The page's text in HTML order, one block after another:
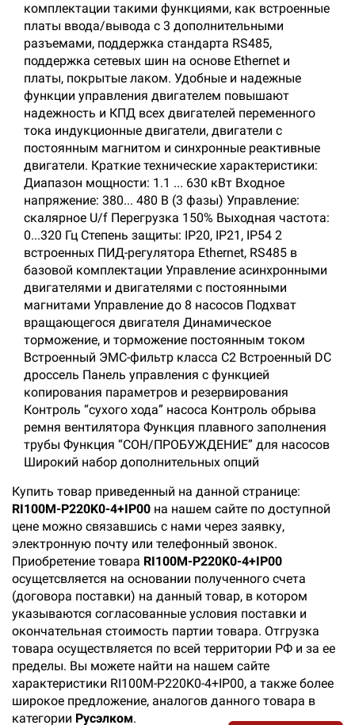
комплектации такими функциями, как встроенные
платы ввода/вывода с 3 дополнительными
разъемами, поддержка стандарта RS485,
поддержка сетевых шин на основе Ethernet и
платы, покрытые лаком. Удобные и надежные
функции управления двигателем повышают
надежность и КПД всех двигателей переменного
тока индукционные двигатели, двигатели с
постоянным магнитом и синхронные реактивные
двигатели. Краткие технические характеристики:
Диапазон мощности: 1.1 ... 630 кВт Входное
напряжение: 380... 480 В (3 фазы) Управление:
скалярное U/f Перегрузка 150% Выходная частота:
0...320 Гц Степень защиты: IP20, IP21, IP54 2
встроенных ПИД-регулятора Ethernet, RS485 в
базовой комплектации Управление асинхронными
двигателями и двигателями с постоянными
магнитами Управление до 8 насосов Подхват
вращающегося двигателя Динамическое
торможение, и торможение постоянным током
Встроенный ЭМС-фильтр класса С2 Встроенный DC
дроссель Панель управления с функцией
копирования параметров и резервирования
Контроль “сухого хода” насоса Контроль обрыва
ремня вентилятора Функция плавного заполнения
трубы Функция “СОН/ПРОБУЖДЕНИЕ” для насосов
Широкий набор дополнительных опций
Купить товар приведенный на данной странице:
RI100M-P220K0-4+IP00 на нашем сайте по доступной
цене можно связавшись с нами через заявку,
электронную почту или телефонный звонок.
Приобретение товара RI100M-P220K0-4+IP00
осущетсвляется на основании полученного счета
(договора поставки) на данный товар, в котором
указываются согласованные условия поставки и
окончательная стоимость партии товара. Отгрузка
товара осуществляется по всей территории РФ и за ее
пределы. Вы можете найти на нашем сайте
характеристики RI100M-P220K0-4+IP00, а также более
широкое предложение, аналогов данного товара в
категории Русэлком.